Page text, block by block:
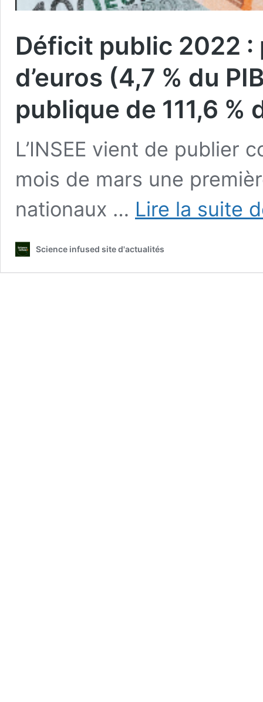
Déficit public 2022 :
d’euros (4,7 % du
publique de 111,6 %
L’INSEE vient de publier
mois de mars une
nationaux … Lire la suite
Science infused site d'actualités